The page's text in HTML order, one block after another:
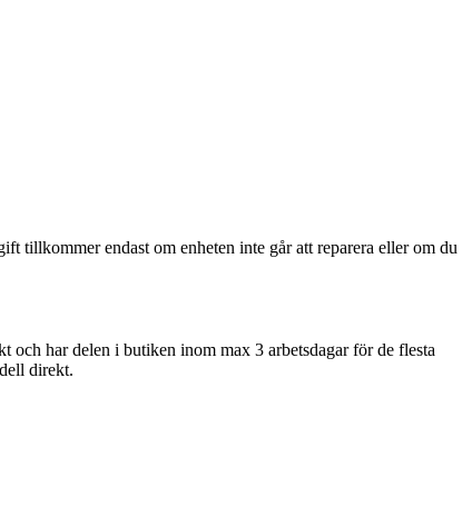
tillkommer endast om enheten inte går att reparera eller om du
har delen i butiken inom max 3 arbetsdagar för de flesta
direkt.